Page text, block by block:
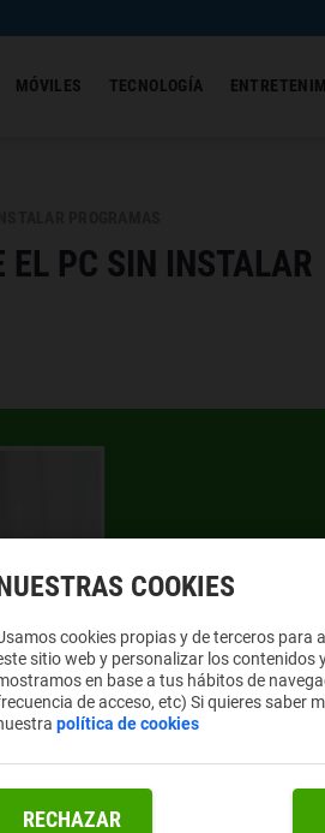
MÓVILES TECNOLOGÍA
EL PC SIN INSTALAR
COOKIES
cookies propias y de terceros para
sitio web y personalizar los contenidos
en base a tus hábitos de
de acceso, etc) Si quieres saber
política de cookies
RECHAZAR